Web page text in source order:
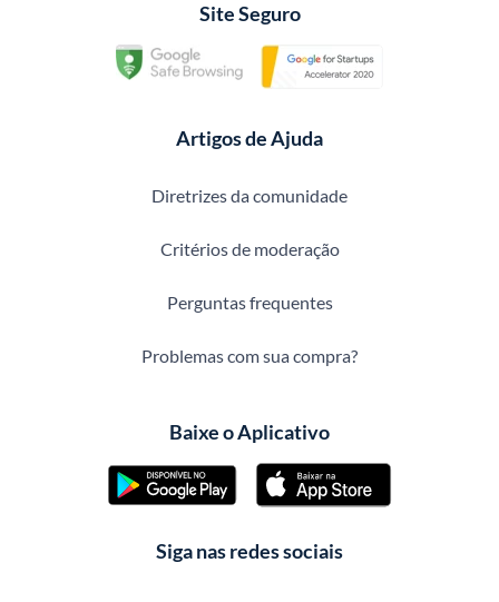
Site Seguro
Artigos de Ajuda
Diretrizes da comunidade
Critérios de moderação
Perguntas frequentes
Problemas com sua compra?
Baixe o Aplicativo
Siga nas redes sociais